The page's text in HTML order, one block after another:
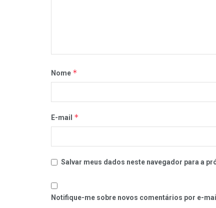
Nome *
E-mail *
Salvar meus dados neste navegador para a
Notifique-me sobre novos comentários por e-